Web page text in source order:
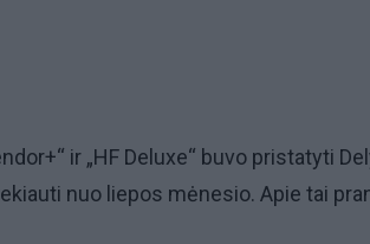
ir „HF Deluxe“ buvo pristatyti
nuo liepos mėnesio. Apie tai